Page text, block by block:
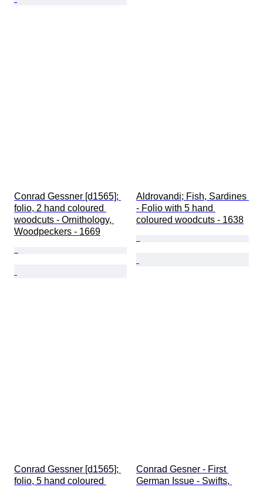
Conrad Gessner [d1565];
folio, 2 hand coloured
woodcuts - Ornithology,
Woodpeckers - 1669
Aldrovandi; Fish, Sardines
- Folio with 5 hand
coloured woodcuts - 1638
Conrad Gessner [d1565];
folio, 5 hand coloured
Conrad Gesner - First
German Issue - Swifts,